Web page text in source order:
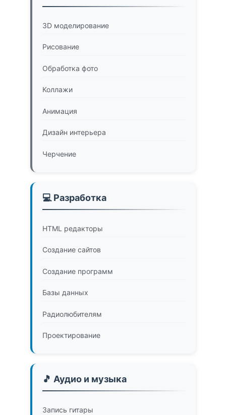
3D моделирование
Рисование
Обработка фото
Коллажи
Анимация
Дизайн интерьера
Черчение
💻 Разработка
HTML редакторы
Создание сайтов
Создание программ
Базы данных
Радиолюбителям
Проектирование
🎵 Аудио и музыка
Запись гитары